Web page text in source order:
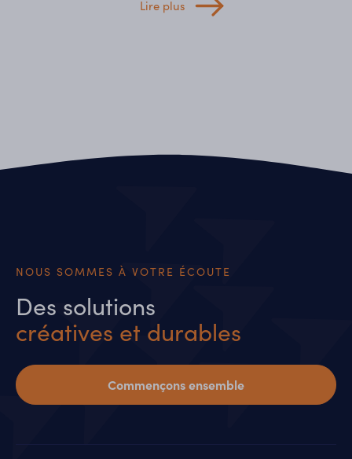
Lire plus
NOUS SOMMES À VOTRE ÉCOUTE
Des solutions
créatives et durables
Commençons ensemble